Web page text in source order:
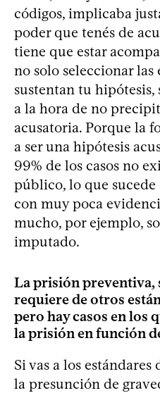
códigos, implicaba
poder que tenés de
tiene que estar
no solo seleccionar las
sustentan tu
a la hora de no
acusatoria. Porque la
a ser una hipótesis
99% de los casos no
público, lo que sucede
con muy poca
mucho, por ejemplo,
imputado.
La prisión preventiva,
requiere de otros
pero hay casos en los
la prisión en función
Si vas a los
la presunción de